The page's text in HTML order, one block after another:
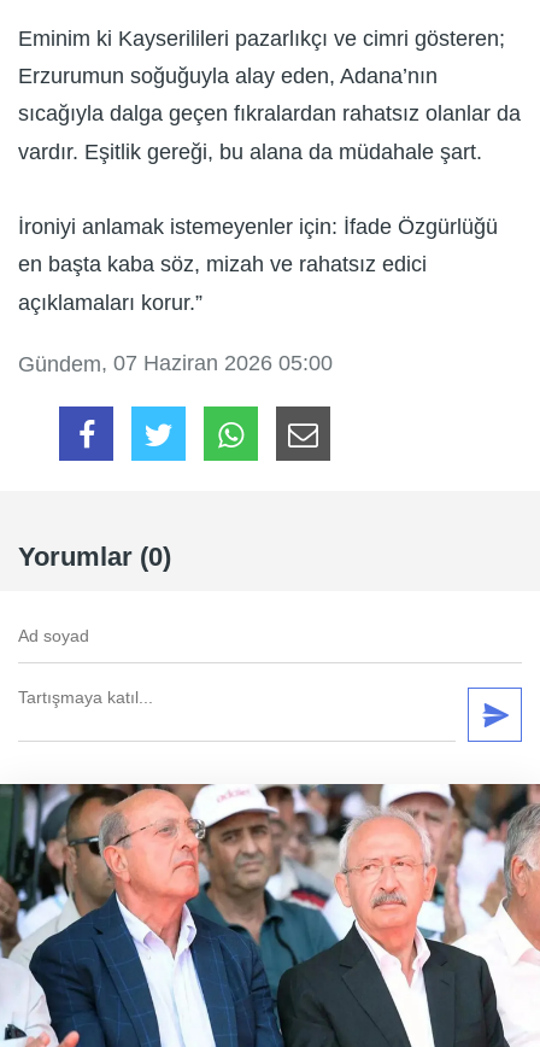
Eminim ki Kayserilileri pazarlıkçı ve cimri gösteren;
Erzurumun soğuğuyla alay eden, Adana’nın
sıcağıyla dalga geçen fıkralardan rahatsız olanlar da
vardır. Eşitlik gereği, bu alana da müdahale şart.
İroniyi anlamak istemeyenler için: İfade Özgürlüğü
en başta kaba söz, mizah ve rahatsız edici
açıklamaları korur.”
Gündem, 07 Haziran 2026 05:00
Yorumlar (0)